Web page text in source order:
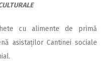
cu alimente de primă
asistaților Cantinei sociale